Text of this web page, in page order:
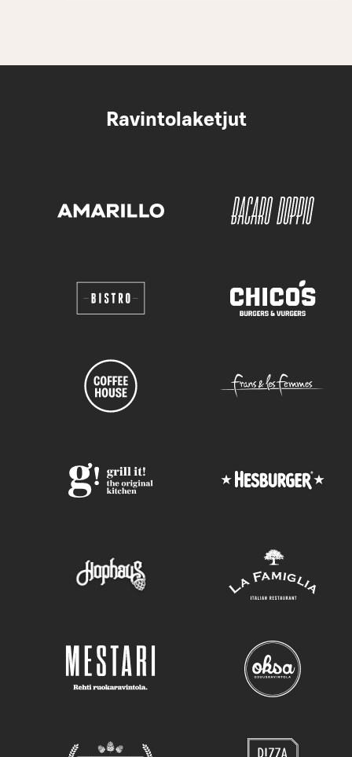
Ravintolaketjut